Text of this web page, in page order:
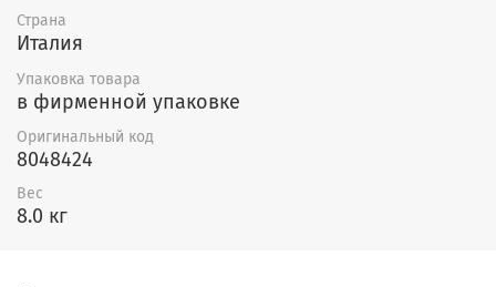
Страна
Италия
Упаковка товара
в фирменной упаковке
Оригинальный код
8048424
Вес
8.0 кг